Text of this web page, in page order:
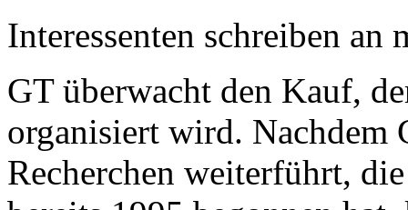
Interessenten schreiben
GT überwacht den Kauf,
organisiert wird. Nachdem
Recherchen weiterführt,